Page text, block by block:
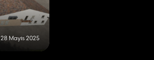
28 Mayıs 2025